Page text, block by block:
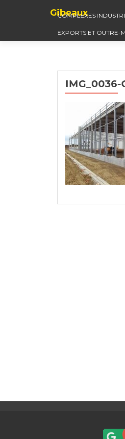
Gibeaux
COMPLEXES
EXPORTS ET OUTRE-